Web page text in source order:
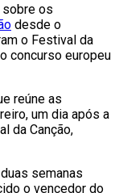
sobre os
desde o
o Festival da
concurso europeu
reúne as
um dia após a
da Canção,
semanas
o vencedor do